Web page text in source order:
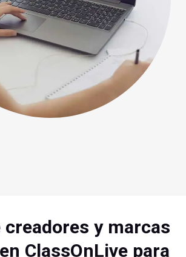
creadores y marcas
ClassOnLive para